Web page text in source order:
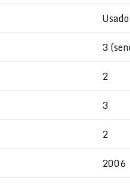
Usado
3
2
3
2
2006